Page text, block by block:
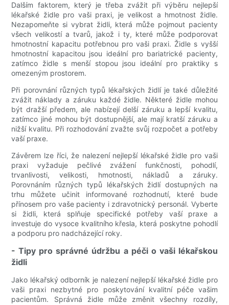
Dalším faktorem, který je třeba zvážit při výběru nejlepší
lékařské židle pro vaši praxi, je velikost a hmotnost židle.
Nezapomeňte si vybrat židli, která může pojmout pacienty
všech velikostí a tvarů, jakož i ty, které může podporovat
hmotnostní kapacitu potřebnou pro vaši praxi. Židle s vyšší
hmotnostní kapacitou jsou ideální pro bariatrické pacienty,
zatímco židle s menší stopou jsou ideální pro praktiky s
omezeným prostorem.
Při porovnání různých typů lékařských židlí je také důležité
zvážit náklady a záruku každé židle. Některé židle mohou
být dražší předem, ale nabízejí delší záruku a lepší kvalitu,
zatímco jiné mohou být dostupnější, ale mají kratší záruku a
nižší kvalitu. Při rozhodování zvažte svůj rozpočet a potřeby
vaší praxe.
Závěrem lze říci, že nalezení nejlepší lékařské židle pro vaši
praxi vyžaduje pečlivé zvážení funkčnosti, pohodlí,
trvanlivosti, velikosti, hmotnosti, nákladů a záruky.
Porovnáním různých typů lékařských židlí dostupných na
trhu můžete učinit informované rozhodnutí, které bude
přínosem pro vaše pacienty i zdravotnický personál. Vyberte
si židli, která splňuje specifické potřeby vaší praxe a
investuje do vysoce kvalitního křesla, která poskytne pohodlí
a podporu pro nadcházející roky.
- Tipy pro správné údržbu a péči o vaši lékařskou
židli
Jako lékařský odborník je nalezení nejlepší lékařské židle pro
vaši praxi nezbytné pro poskytování kvalitní péče vašim
pacientům. Správná židle může změnit všechny rozdíly,